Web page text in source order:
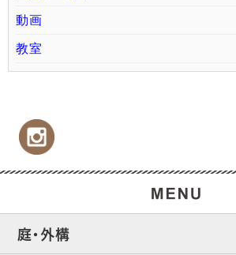
動画
教室
庭・外構